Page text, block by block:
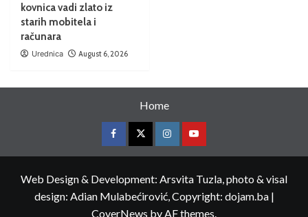
kovnica vadi zlato iz
starih mobitela i
računara
Urednica August 6, 2026
Home
Web Design & Development: Arsvita Tuzla, photo & visal
design: Adian Mulabećirović, Copyright: dojam.ba |
CoverNews by AF themes.